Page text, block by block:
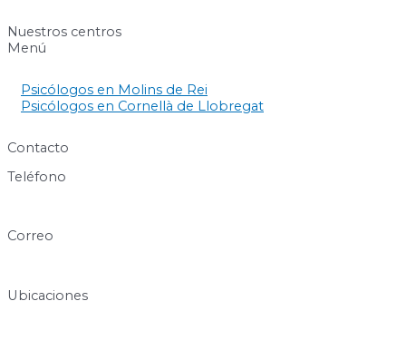
Nuestros centros
Menú
Psicólogos en Molins de Rei
Psicólogos en Cornellà de Llobregat
Contacto
Teléfono
Correo
Ubicaciones